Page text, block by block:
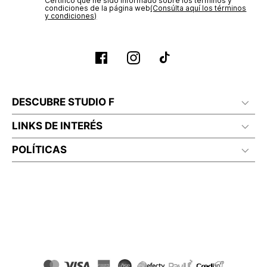
condiciones de la página web‎(Consúlta aquí los términos
y condiciones)
DESCUBRE STUDIO F
LINKS DE INTERÉS
POLÍTICAS